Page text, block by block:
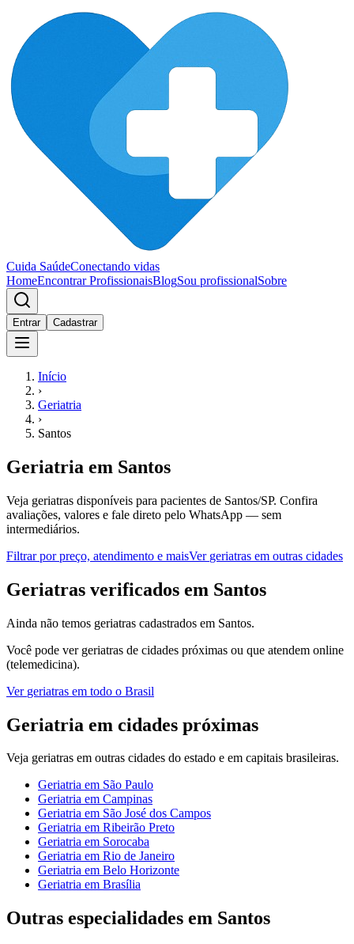
Cuida SaúdeConectando vidas
HomeEncontrar ProfissionaisBlogSou profissionalSobre
Entrar Cadastrar
Início
›
Geriatria
›
Santos
Geriatria em Santos
Veja geriatras disponíveis para pacientes de Santos/SP. Confira
avaliações, valores e fale direto pelo WhatsApp — sem
intermediários.
Filtrar por preço, atendimento e maisVer geriatras em outras cidades
Geriatras verificados em Santos
Ainda não temos geriatras cadastrados em Santos.
Você pode ver geriatras de cidades próximas ou que atendem online
(telemedicina).
Ver geriatras em todo o Brasil
Geriatria em cidades próximas
Veja geriatras em outras cidades do estado e em capitais brasileiras.
Geriatria em São Paulo
Geriatria em Campinas
Geriatria em São José dos Campos
Geriatria em Ribeirão Preto
Geriatria em Sorocaba
Geriatria em Rio de Janeiro
Geriatria em Belo Horizonte
Geriatria em Brasília
Outras especialidades em Santos